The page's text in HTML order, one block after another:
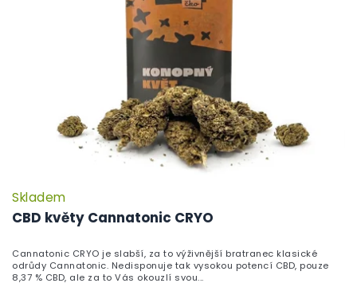
CBD květy Cannatonic CRYO
Skladem
Cannatonic CRYO je slabší, za to výživnější bratranec klasické
odrůdy Cannatonic. Nedisponuje tak vysokou potencí CBD, pouze
8,37 % CBD, ale za to Vás okouzlí svou...